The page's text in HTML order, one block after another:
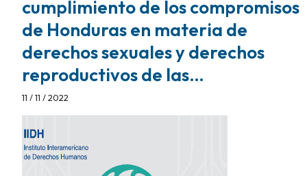
cumplimiento de los compromisos
de Honduras en materia de
derechos sexuales y derechos
reproductivos de las…
11 / 11 / 2022